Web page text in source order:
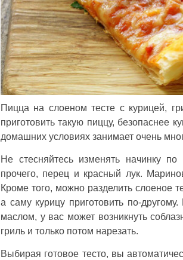
Пицца на слоеном тесте с курицей,
приготовить такую пиццу, безопаснее
домашних условиях занимает очень
Не стесняйтесь изменять начинку
прочего, перец и красный лук.
Кроме того, можно разделить слоеное
а саму курицу приготовить по-
маслом, у вас может возникнуть
гриль и только потом нарезать.
Выбирая готовое тесто, вы